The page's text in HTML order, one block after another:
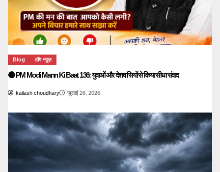
Blog टॉप न्यूज़
🔴 PM Modi Mann Ki Baat 136: युवाओं और देशवासियों से किया सीधा संवाद
kailash choudhary जुलाई 26, 2026